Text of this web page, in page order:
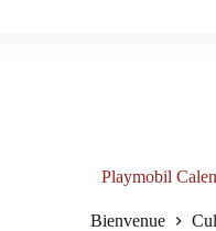
Playmobil
Bienvenue